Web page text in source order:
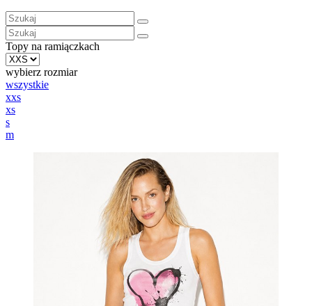
Topy na ramiączkach
wybierz rozmiar
wszystkie
xxs
xs
s
m